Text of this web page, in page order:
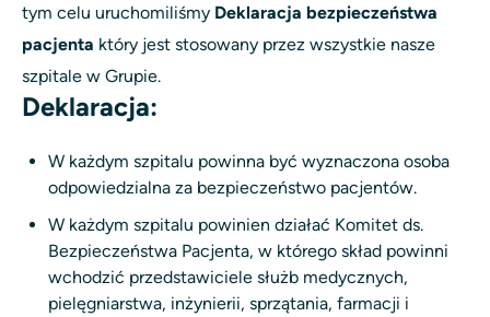
tym celu uruchomiliśmy Deklaracja bezpieczeństwa
pacjenta który jest stosowany przez wszystkie nasze
szpitale w Grupie.
Deklaracja:
W każdym szpitalu powinna być wyznaczona osoba
odpowiedzialna za bezpieczeństwo pacjentów.
W każdym szpitalu powinien działać Komitet ds.
Bezpieczeństwa Pacjenta, w którego skład powinni
wchodzić przedstawiciele służb medycznych,
pielęgniarstwa, inżynierii, sprzątania, farmacji i